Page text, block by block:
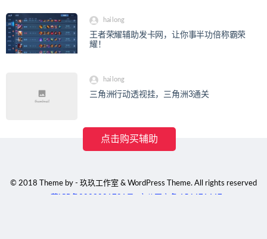
hailong
王者荣耀辅助发卡网，让你事半功倍称霸荣
耀！
hailong
三角洲行动透视挂，三角洲3通关
© 2018 Theme by - 玖玖工作室 & WordPress Theme. All rights reserved
点击购买辅助